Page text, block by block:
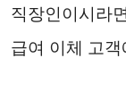
직장인이시라
급여 이체 고